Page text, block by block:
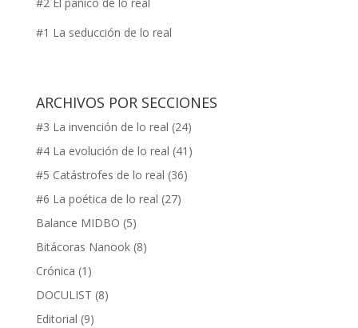
#1 La seducción de lo real
ARCHIVOS POR SECCIONES
#3 La invención de lo real (24)
#4 La evolución de lo real (41)
#5 Catástrofes de lo real (36)
#6 La poética de lo real (27)
Balance MIDBO (5)
Bitácoras Nanook(8)
Crónica (1)
DOCULIST (8)
Editorial (9)